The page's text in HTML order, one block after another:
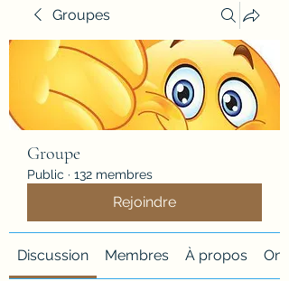
Groupes
Groupe
Public · 132 membres
Rejoindre
Discussion Membres À propos